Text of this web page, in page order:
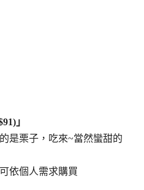
」
是栗子，吃來~當然蠻甜的
依個人需求購買